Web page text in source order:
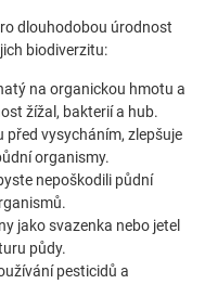
dlouhodobou úrodnost
biodiverzitu:
na organickou hmotu a
žížal, bakterií a hub.
vysycháním, zlepšuje
organismy.
nepoškodili půdní
jako svazenka nebo jetel
půdy.
pesticidů a